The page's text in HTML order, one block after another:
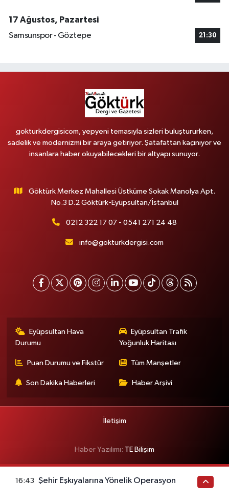
17 Ağustos, Pazartesi
Samsunspor - Göztepe
21:30
gokturkdergisicom, yepyeni temasıyla sizleri buluştururken,
sadelik ve modernizmi bir araya getiriyor. Şatafattan kaçınıyor ve
insanlara haber okuyabilecekleri bir altyapı sunuyor.
Göktürk Merkez Mahallesi Üstküme Sokak Manolya Apt.
No.3 D.2 Göktürk-Eyüpsultan/İstanbul
0212 322 17 07 - 0541 271 24 48
info@gokturkdergisi.com
Eyüpsultan Hava
Durumu
Eyüpsultan Trafik
Yoğunluk Haritası
Puan Durumu ve Fikstür Tüm Manşetler
Son Dakika Haberleri Haber Arşivi
İletişim
Haber Yazılımı: TE Bilişim
16:43 Şehir Eşkıyalarına Yönelik Operasyon